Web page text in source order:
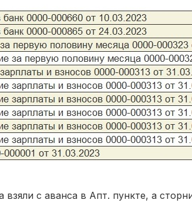
взяли с аванса в Апт. пункте, а